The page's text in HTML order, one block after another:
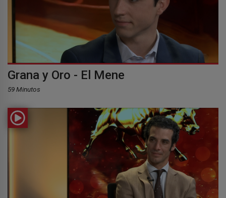
Grana y Oro - El Mene
59 Minutos